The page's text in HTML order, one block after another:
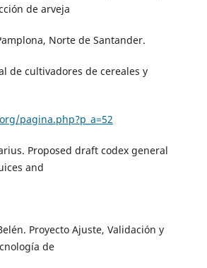
de arveja
Norte de Santander.
de cultivadores de cereales y
pagina.php?p_a=52
Proposed draft codex general
and
Proyecto Ajuste, Validación y
de